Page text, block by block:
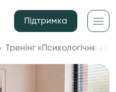
Підтримка
Тренінг «Психологічне